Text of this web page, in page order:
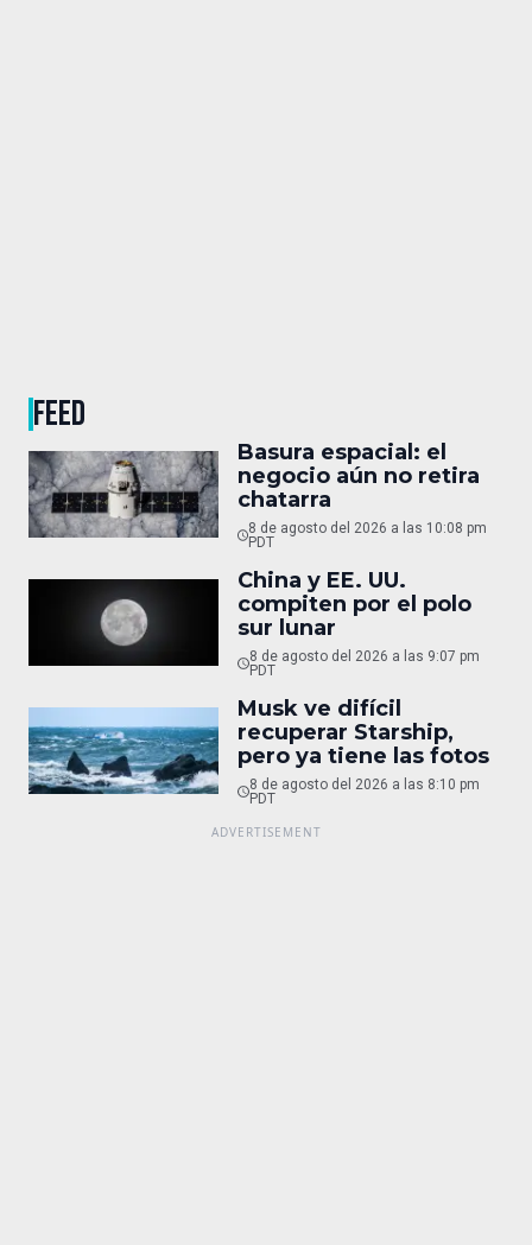
FEED
Basura espacial: el
negocio aún no retira
chatarra
8 de agosto del 2026 a las 10:08 pm
PDT
China y EE. UU.
compiten por el polo
sur lunar
8 de agosto del 2026 a las 9:07 pm
PDT
Musk ve difícil
recuperar Starship,
pero ya tiene las fotos
8 de agosto del 2026 a las 8:10 pm
PDT